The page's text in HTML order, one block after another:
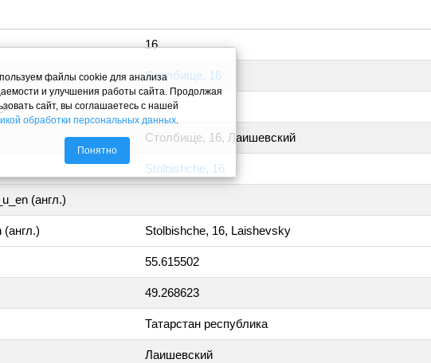
16
Столбище, 16
Столбище, 16, Лаишевский
Stolbishche, 16
(англ.)
Stolbishche, 16, Laishevsky
55.615502
49.268623
Татарстан республика
Лаишевский
файлы cookie для анализа
и улучшения работы сайта. Продолжая
сайт, вы соглашаетесь с нашей
обработки персональных данных
Понятно